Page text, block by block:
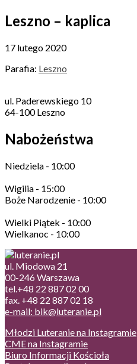
Leszno – kaplica
17 lutego 2020
Parafia: Leszno
ul. Paderewskiego 10
64-100 Leszno
Nabożeństwa
Niedziela - 10:00
Wigilia - 15:00
Boże Narodzenie - 10:00
Wielki Piątek - 10:00
Wielkanoc - 10:00
ul. Miodowa 21
00-246 Warszawa
tel.+48 22 887 02 00
fax. +48 22 887 02 18
e-mail: bik@luteranie.pl
Młodzi Luteranie na Instagramie
CME na Instagramie
Biuro Informacji Kościoła